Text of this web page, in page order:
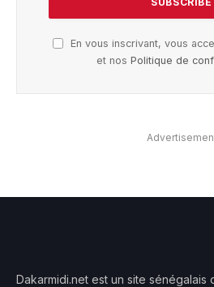
En vous inscrivant, vous
et nos Politique de
Dakarmidi.net est un site sénégalais